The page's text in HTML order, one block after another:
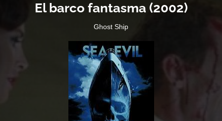
El barco fantasma (2002)
Ghost Ship